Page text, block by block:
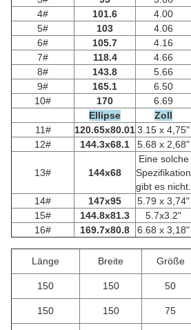
4#
101.6 4.00
5#
103 4.06
6#
105.7 4.16
7#
118.4 4.66
8#
143.8 5.66
9#
165.1 6.50
10#
170 6.69
Ellipse
Zoll
11#
120.65x80.013.15 x 4,75"
12#
144.3x68.1 5.68 x 2,68"
13# 144x68
Eine solche
Spezifikation
gibt es nicht.
14# 147x95 5.79 x 3,74"
15#
144.8x81.3 5.7x3.2"
16#
169.7x80.8 6.68 x 3,18"
Länge Breite Größe
150 150 50
150 150 75